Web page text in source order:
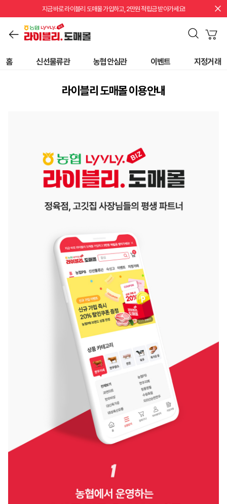
지금 바로 라이블리 도매몰 가입하고, 2만원 적립금 받아가세요!
홈 신선물류관 농협안심관 이벤트 지정거래
라이블리 도매몰 이용안내